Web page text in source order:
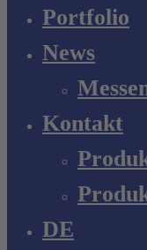
Portfolio
News
Kontakt
DE